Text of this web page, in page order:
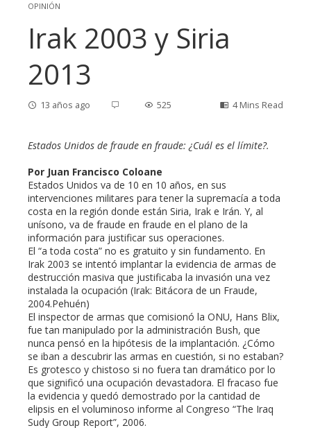
OPINIÓN
Irak 2003 y Siria
2013
13 años ago 525 4 Mins Read
Estados Unidos de fraude en fraude: ¿Cuál es el límite?.
Por Juan Francisco Coloane
Estados Unidos va de 10 en 10 años, en sus
intervenciones militares para tener la supremacía a toda
costa en la región donde están Siria, Irak e Irán. Y, al
unísono, va de fraude en fraude en el plano de la
información para justificar sus operaciones.
El “a toda costa” no es gratuito y sin fundamento. En
Irak 2003 se intentó implantar la evidencia de armas de
destrucción masiva que justificaba la invasión una vez
instalada la ocupación (Irak: Bitácora de un Fraude,
2004.Pehuén)
El inspector de armas que comisionó la ONU, Hans Blix,
fue tan manipulado por la administración Bush, que
nunca pensó en la hipótesis de la implantación. ¿Cómo
se iban a descubrir las armas en cuestión, si no estaban?
Es grotesco y chistoso si no fuera tan dramático por lo
que significó una ocupación devastadora. El fracaso fue
la evidencia y quedó demostrado por la cantidad de
elipsis en el voluminoso informe al Congreso “The Iraq
Sudy Group Report”, 2006.